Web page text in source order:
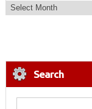
Search